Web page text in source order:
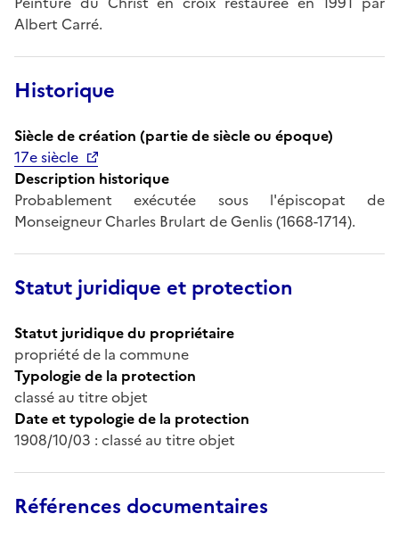
Albert Carré.
Historique
Siècle de création (partie de siècle ou époque)
17e siècle
Description historique
Probablement exécutée sous l'épiscopat de
Monseigneur Charles Brulart de Genlis (1668-1714).
Statut juridique et protection
Statut juridique du propriétaire
propriété de la commune
Typologie de la protection
classé au titre objet
Date et typologie de la protection
1908/10/03 : classé au titre objet
Références documentaires